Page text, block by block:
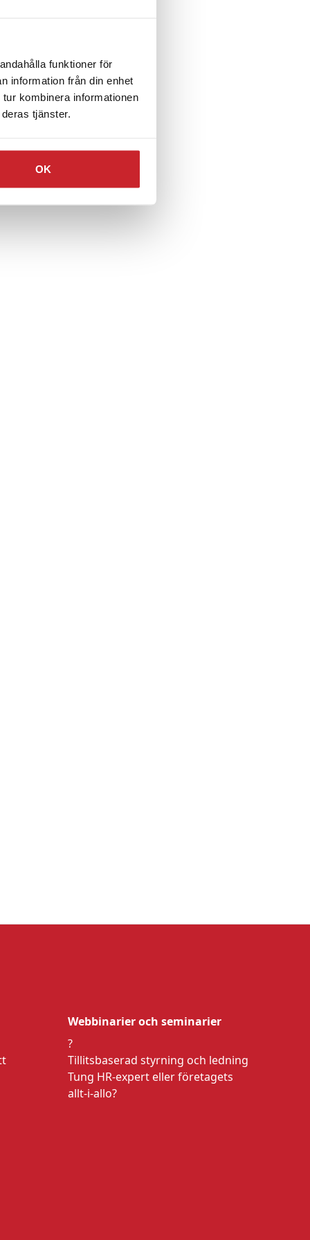
funktioner för
information från din enhet
kombinera informationen
tjänster.
OK
Webbinarier och seminarier
?
Tillitsbaserad styrning och ledning
Tung HR-expert eller företagets
allt-i-allo?